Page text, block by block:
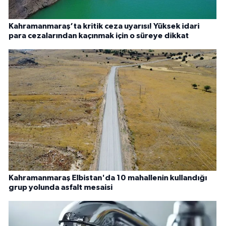
Kahramanmaraş’ta kritik ceza uyarısı! Yüksek idari
para cezalarından kaçınmak için o süreye dikkat
Kahramanmaraş Elbistan'da 10 mahallenin kullandığı
grup yolunda asfalt mesaisi